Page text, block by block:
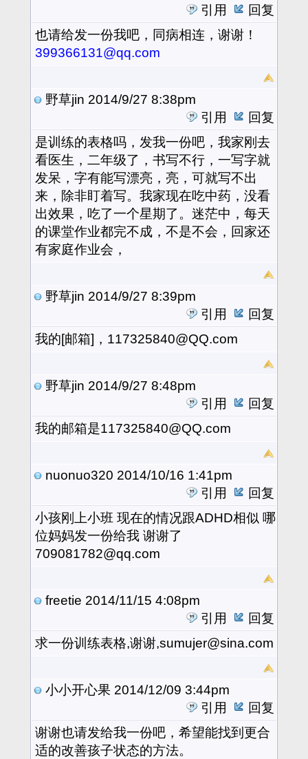
引用
回复
也请给发一份我吧，同病相连，谢谢！
399366131@qq.com
野草jin 2014/9/27 8:38pm
引用
回复
是训练的表格吗，发我一份吧，我家刚去
看医生，二年级了，书写不行，一写字就
发呆，字有能写漂亮，亮，可就写不出
来，除非盯着写。我家现在吃中药，没看
出效果，吃了一个星期了。迷茫中，每天
的课堂作业都完不成，不是不会，回家还
有家庭作业会，
野草jin 2014/9/27 8:39pm
引用
回复
我的[邮箱]，117325840@QQ.com
野草jin 2014/9/27 8:48pm
引用
回复
我的邮箱是117325840@QQ.com
nuonuo320 2014/10/16 1:41pm
引用
回复
小孩刚上小班 现在的情况跟ADHD相似 哪
位妈妈发一份给我 谢谢了
709081782@qq.com
freetie 2014/11/15 4:08pm
引用
回复
求一份训练表格,谢谢,sumujer@sina.com
小小开心果 2014/12/09 3:44pm
引用
回复
谢谢也请发给我一份吧，希望能找到更合
适的改善孩子状态的方法。